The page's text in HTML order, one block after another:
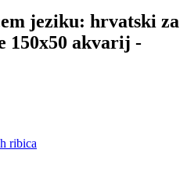
jeziku: hrvatski za
150x50 akvarij -
ribica